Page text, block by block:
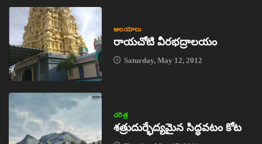
ఆలయాలు
రాయచోటి వీరభద్రాలయం
Saturday, May 12, 2012
చరిత్ర
శత్రుదుర్భేద్యమైన సిద్ధవటం కోట